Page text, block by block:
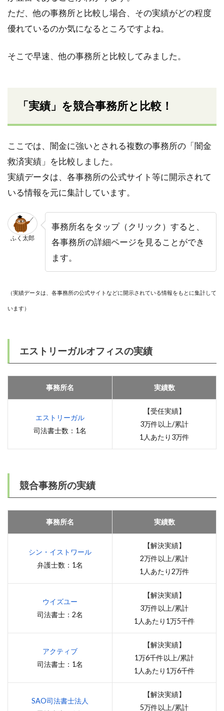
ただ、他の事務所と比較し場合、その実績がどの程度
優れているのか気になるところですよね。
そこで早速、他の事務所と比較してみました。
「実績」を競合事務所と比較！
ここでは、闇金に強いとされる複数の事務所の「闇金
救済実績」を比較しました。
実績データは、各事務所の公式サイト等に開示されて
いる情報を元に集計しています。
ふく太郎
事務所名をタップ（クリック）すると、
各事務所の詳細ページを見ることができ
ます。
（実績データは、各事務所の公式サイトなどに開示されている情報をもとに集計して
います）
エストリーガルオフィスの実績
事務所名 実績数
エストリーガル
司法書士数：1名
【受任実績】
3万件以上/累計
1人あたり3万件
競合事務所の実績
事務所名 実績数
シン・イストワール
弁護士数：1名
【解決実績】
2万件以上/累計
1人あたり2万件
ウイズユー
司法書士：2名
【解決実績】
3万件以上/累計
1人あたり1万5千件
アクティブ
司法書士：1名
【解決実績】
1万6千件以上/累計
1人あたり1万6千件
SAO司法書士法人
【解決実績】
5万件以上/累計